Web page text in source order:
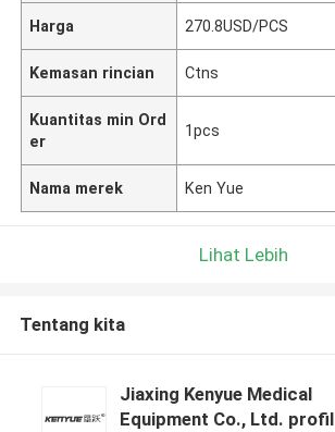
Harga 270.8USD/PCS
Kemasan rincian Ctns
Kuantitas min Ord
er
1pcs
Nama merek Ken Yue
Lihat Lebih
Tentang kita
Jiaxing Kenyue Medical
Equipment Co., Ltd. profil